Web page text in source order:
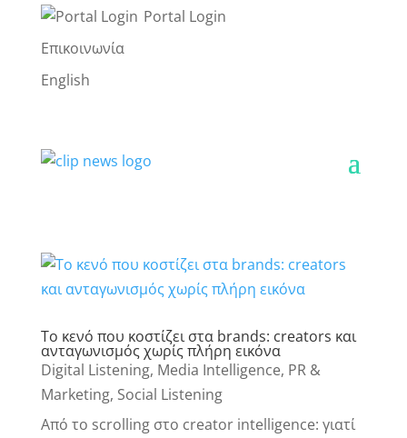
Portal Login
Επικοινωνία
English
Το κενό που κοστίζει στα brands: creators και
ανταγωνισμός χωρίς πλήρη εικόνα
Digital Listening, Media Intelligence, PR &
Marketing, Social Listening
Από το scrolling στο creator intelligence: γιατί